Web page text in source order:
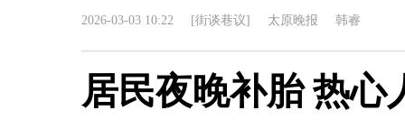
2026-03-03 10:22 [街谈巷议] 太原晚报 韩睿
居民夜晚补胎 热心